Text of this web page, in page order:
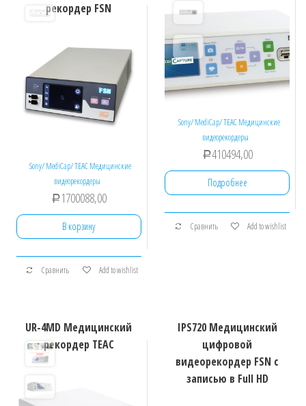
рекордер FSN
Sony/ MediCap/ TEAC Медицинские
видеорекордеры
Р 1700088,00
В корзину
Сравнить Add to wishlist
Sony/ MediCap/ TEAC Медицинские
видеорекордеры
Р410494,00
Подробнее
Сравнить Add to wishlist
UR-4MD Медицинский
рекордер TEAC
IPS720 Медицинский
цифровой
видеорекордер FSN с
записью в Full HD